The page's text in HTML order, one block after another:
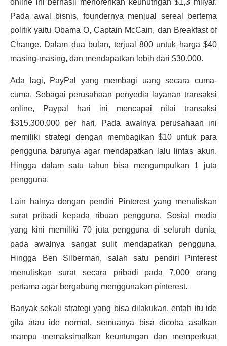
Pada awal bisnis, foundernya menjual sereal bertema
politik yaitu Obama O, Captain McCain, dan Breakfast of
Change. Dalam dua bulan, terjual 800 untuk harga $40
masing-masing, dan mendapatkan lebih dari $30.000.
Ada lagi, PayPal yang membagi uang secara cuma-
cuma. Sebagai perusahaan penyedia layanan transaksi
online, Paypal hari ini mencapai nilai transaksi
$315.300.000 per hari. Pada awalnya perusahaan ini
memiliki strategi dengan membagikan $10 untuk para
pengguna barunya agar mendapatkan lalu lintas akun.
Hingga dalam satu tahun bisa mengumpulkan 1 juta
pengguna.
Lain halnya dengan pendiri Pinterest yang menuliskan
surat pribadi kepada ribuan pengguna. Sosial media
yang kini memiliki 70 juta pengguna di seluruh dunia,
pada awalnya sangat sulit mendapatkan pengguna.
Hingga Ben Silberman, salah satu pendiri Pinterest
menuliskan surat secara pribadi pada 7.000 orang
pertama agar bergabung menggunakan pinterest.
Banyak sekali strategi yang bisa dilakukan, entah itu ide
gila atau ide normal, semuanya bisa dicoba asalkan
mampu memaksimalkan keuntungan dan memperkuat